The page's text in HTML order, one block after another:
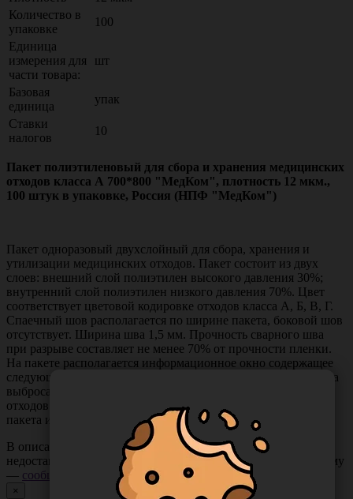
Количество в
упаковке
100
Единица
измерения для
части товара:
шт
Базовая
единица
упак
Ставки
налогов
10
Пакет полиэтиленовый для сбора и хранения медицинских
отходов класса А 700*800 "МедКом", плотность 12 мкм.,
100 штук в упаковке, Россия (НПФ "МедКом")
Пакет одноразовый двухслойный для сбора, хранения и
утилизации медицинских отходов. Пакет состоит из двух
слоев: внешний слой полиэтилен высокого давления 30%;
внутренний слой полиэтилен низкого давления 70%. Цвет
соответствует цветовой кодировке отходов класса А, Б, В, Г.
Спаечный шов располагается по ширине пакета, боковой шов
отсутствует. Ширина шва 1,5 мм. Прочность сварного шва
при разрыве составляет не менее 70% от прочности пленки.
На пакете располагается информационное окно содержащее
следующую информацию: класс отходов, название ЛПУ, дата
выброса отходов, ФИО ответственного лица за выброс
отходов. Информационное окно располагается по центру
пакета и наносится флексографическим способом печати.
В описании товара могут иметь место неточности или
недостающая информация. Если вы заметили такую проблему
— сообщите нам
×